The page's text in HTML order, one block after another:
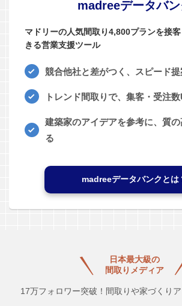
madreeデータバン
マドリーの人気間取り4,800プランを接
きる営業支援ツール
競合他社と差がつく、スピード提
トレンド間取りで、集客・受注
建築家のアイデアを参考に、質
る
madreeデータバンクとは
日本最大級の
間取りメディア
17万フォロワー突破！間取りや家づくりア